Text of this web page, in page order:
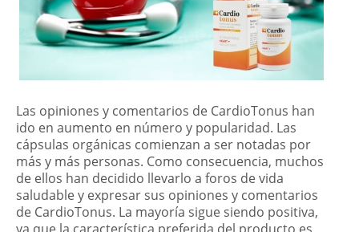
Las opiniones y comentarios de CardioTonus han
ido en aumento en número y popularidad. Las
cápsulas orgánicas comienzan a ser notadas por
más y más personas. Como consecuencia, muchos
de ellos han decidido llevarlo a foros de vida
saludable y expresar sus opiniones y comentarios
de CardioTonus. La mayoría sigue siendo positiva,